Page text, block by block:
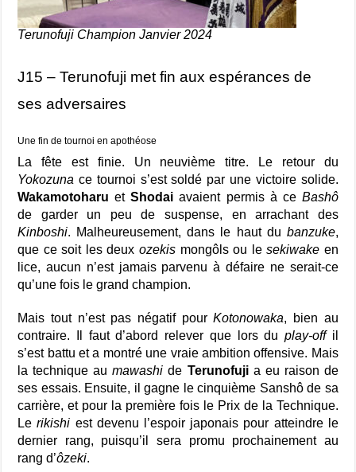
Terunofuji Champion Janvier 2024
J15 – Terunofuji met fin aux espérances de
ses adversaires
Une fin de tournoi en apothéose
La fête est finie. Un neuvième titre. Le retour du
Yokozuna ce tournoi s’est soldé par une victoire solide.
Wakamotoharu etShodai avaient permis à ce Bashô
de garder un peu de suspense, en arrachant des
Kinboshi. Malheureusement, dans le haut du banzuke,
que ce soit les deux ozekis mongôls ou lesekiwake en
lice, aucun n’est jamais parvenu à défaire ne serait-ce
qu’une fois le grand champion.
Mais tout n’est pas négatif pourKotonowaka, bien au
contraire. Il faut d’abord relever que lors duplay-offil
s’est battu et a montré une vraie ambition offensive. Mais
la technique aumawashi de Terunofujia eu raison de
ses essais. Ensuite, il gagne le cinquième Sanshô de sa
carrière, et pour la première fois le Prix de la Technique.
Lerikishi est devenu l’espoir japonais pour atteindre le
dernier rang, puisqu’il sera promu prochainement au
rang d’ôzeki.